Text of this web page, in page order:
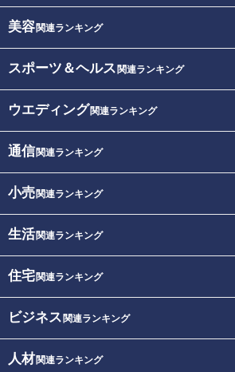
美容関連ランキング
スポーツ＆ヘルス 関連ランキング
ウエディング関連ランキング
通信関連ランキング
小売関連ランキング
生活関連ランキング
住宅関連ランキング
ビジネス 関連ランキング
人材関連ランキング